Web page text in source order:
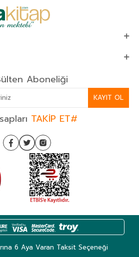
Aboneliği
KAYIT OL
TAKİP ET#
6 Aya Varan Taksit Seçeneği